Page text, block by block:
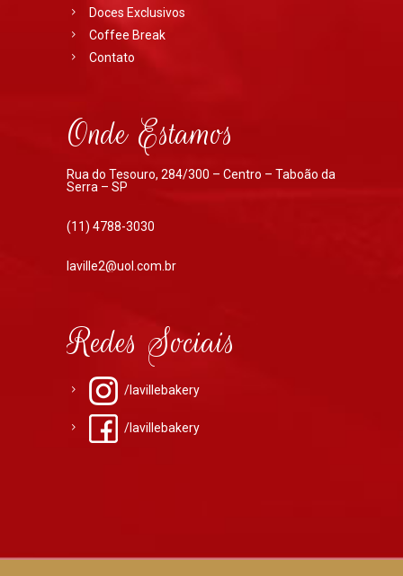
Doces Exclusivos
Coffee Break
Contato
Onde Estamos
Rua do Tesouro, 284/300 – Centro – Taboão da
Serra – SP
(11) 4788-3030
laville2@uol.com.br
Redes Sociais
/lavillebakery
/lavillebakery